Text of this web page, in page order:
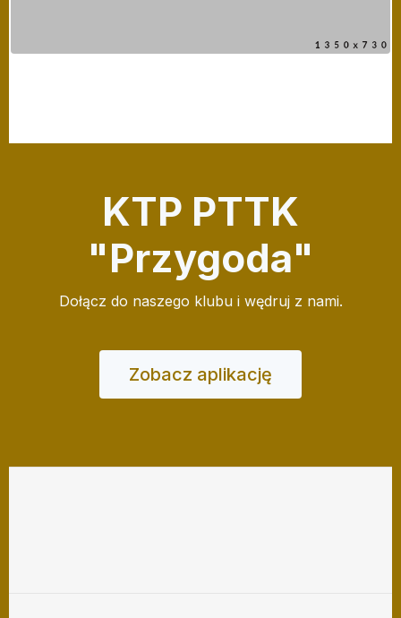
KTP PTTK
"Przygoda"
Dołącz do naszego klubu i wędruj z nami.
Zobacz aplikację